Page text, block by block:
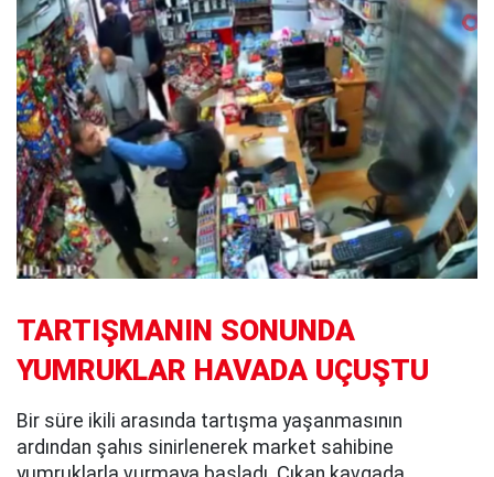
TARTIŞMANIN SONUNDA
YUMRUKLAR HAVADA UÇUŞTU
Bir süre ikili arasında tartışma yaşanmasının
ardından şahıs sinirlenerek market sahibine